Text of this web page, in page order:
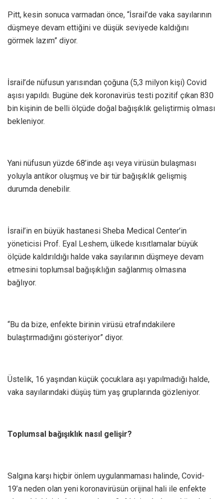
Pitt, kesin sonuca varmadan önce, “İsrail’de vaka sayılarının
düşmeye devam ettiğini ve düşük seviyede kaldığını
görmek lazım” diyor.
İsrail’de nüfusun yarısından çoğuna (5,3 milyon kişi) Covid
aşısı yapıldı. Bugüne dek koronavirüs testi pozitif çıkan 830
bin kişinin de belli ölçüde doğal bağışıklık geliştirmiş olması
bekleniyor.
Yani nüfusun yüzde 68’inde aşı veya virüsün bulaşması
yoluyla antikor oluşmuş ve bir tür bağışıklık gelişmiş
durumda denebilir.
İsrail’in en büyük hastanesi Sheba Medical Center’in
yöneticisi Prof. Eyal Leshem, ülkede kısıtlamalar büyük
ölçüde kaldırıldığı halde vaka sayılarının düşmeye devam
etmesini toplumsal bağışıklığın sağlanmış olmasına
bağlıyor.
“Bu da bize, enfekte birinin virüsü etrafındakilere
bulaştırmadığını gösteriyor” diyor.
Üstelik, 16 yaşından küçük çocuklara aşı yapılmadığı halde,
vaka sayılarındaki düşüş tüm yaş gruplarında gözleniyor.
Toplumsal bağışıklık nasıl gelişir?
Salgına karşı hiçbir önlem uygulanmaması halinde, Covid-
19’a neden olan yeni koronavirüsün orijinal hali ile enfekte